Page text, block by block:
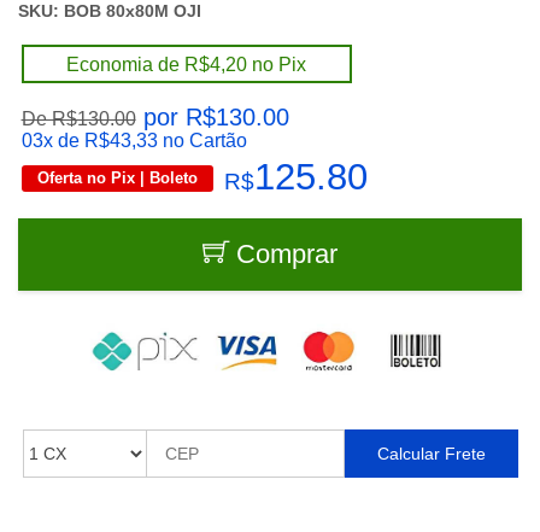
SKU: BOB 80x80M OJI
Economia de R$4,20 no Pix
De R$130.00por R$130.00
03xde R$43,33 no Cartão
Oferta no Pix | Boleto R$125.80
Comprar